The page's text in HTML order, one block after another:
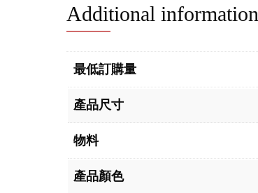
Additional information
最低訂購量
產品尺寸
物料
產品顏色